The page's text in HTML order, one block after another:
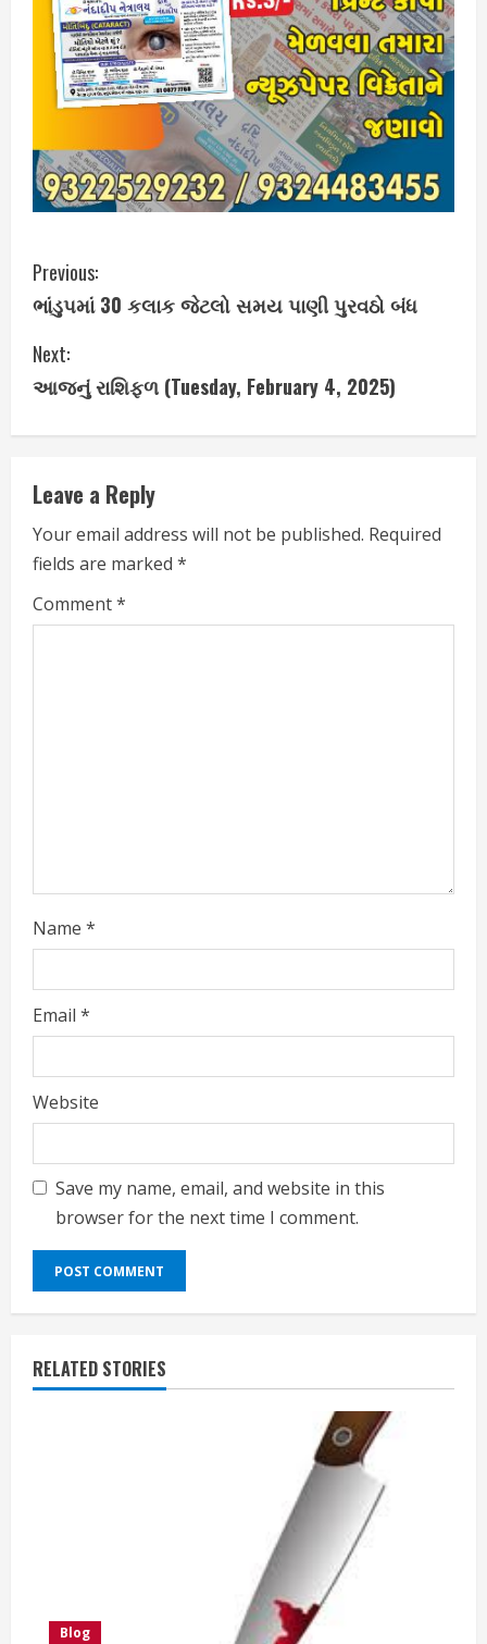
C
o
n
n
u
e
R
g
Previous:
ભાંડુપમાં 30 કલાક જેટલો સમય પાણી પુરવઠો બંધ
Next:
આજનું રાશિફળ (Tuesday, February 4, 2025)
Leave a Reply
Your email address will not be published. Required
fields are marked *
Comment*
Name *
Email *
Website
Save my name, email, and website in this
browser for the next time I comment.
RELATED STORIES
Blog